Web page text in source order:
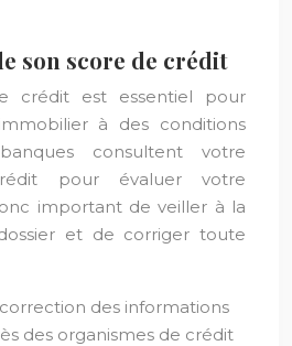
son score de crédit
crédit est essentiel pour
à des conditions
consultent votre
pour évaluer votre
important de veiller à la
et de corriger toute
des informations
des organismes de crédit